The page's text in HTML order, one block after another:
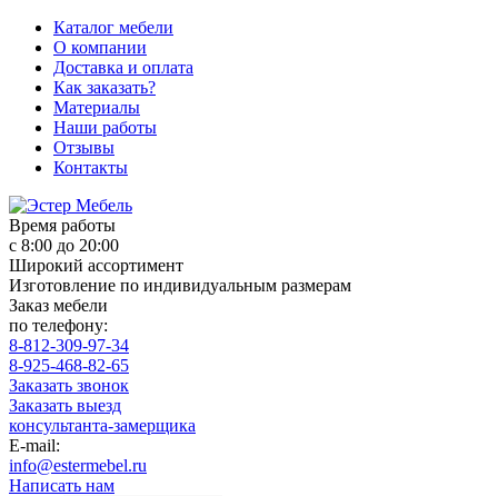
Каталог мебели
О компании
Доставка и оплата
Как заказать?
Материалы
Наши работы
Отзывы
Контакты
Время работы
с 8:00 до 20:00
Широкий ассортимент
Изготовление по индивидуальным размерам
Заказ мебели
по телефону:
8-812-309-97-34
8-925-468-82-65
Заказать звонок
Заказать выезд
консультанта-замерщика
E-mail:
info@estermebel.ru
Написать нам